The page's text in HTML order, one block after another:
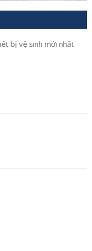
bị vệ sinh mới nhất